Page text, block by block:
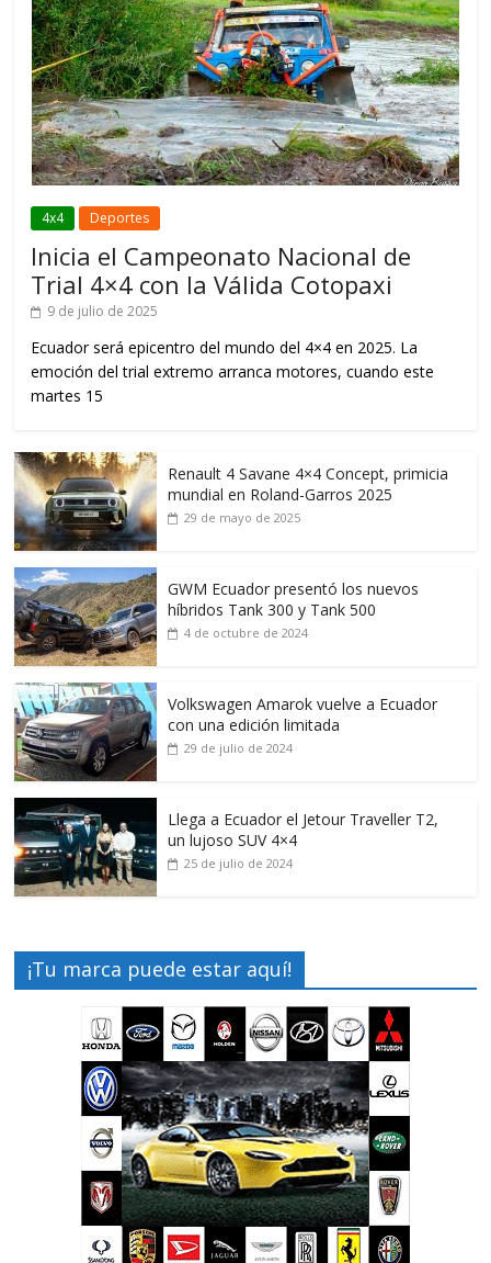
4x4 Deportes
Inicia el Campeonato Nacional de
Trial 4×4 con la Válida Cotopaxi
9 de julio de 2025
Ecuador será epicentro del mundo del 4×4 en 2025. La
emoción del trial extremo arranca motores, cuando este
martes 15
Renault 4 Savane 4×4 Concept, primicia
mundial en Roland-Garros 2025
29 de mayo de 2025
GWM Ecuador presentó los nuevos
híbridos Tank 300 y Tank 500
4 de octubre de 2024
Volkswagen Amarok vuelve a Ecuador
con una edición limitada
29 de julio de 2024
Llega a Ecuador el Jetour Traveller T2,
un lujoso SUV 4×4
25 de julio de 2024
¡Tu marca puede estar aquí!